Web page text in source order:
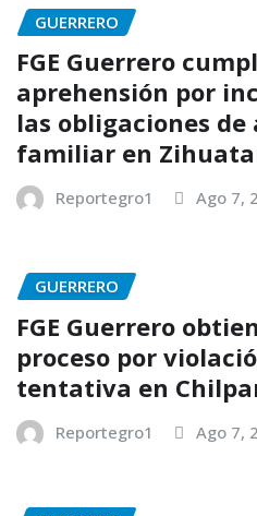
GUERRERO
FGE Guerrero
aprehensión por
las obligaciones de
familiar en
Reportegro1 Ago 7,
GUERRERO
FGE Guerrero
proceso por
tentativa en
Reportegro1 Ago 7,